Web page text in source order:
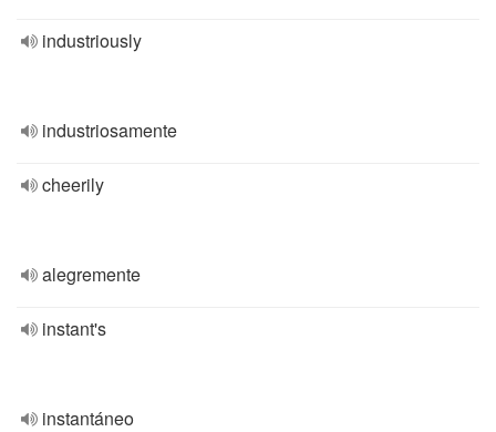
industriously
industriosamente
cheerily
alegremente
instant's
instantáneo